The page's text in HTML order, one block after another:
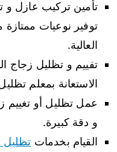
تأمين تركيب عازل و
توفير نوعيات
العالية.
تفييم و تظليل زجاج
الاستعانة بمعلم
عمل تظليل أو تغييم
و دقة كبيرة.
القيام بخدمات تظليل